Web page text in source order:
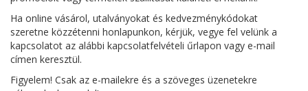
Ha online vásárol, utalványokat és kedvezménykódokat
szeretne közzétenni honlapunkon, kérjük, vegye fel velünk a
kapcsolatot az alábbi kapcsolatfelvételi űrlapon vagy e-mail
címen keresztül.
Figyelem! Csak az e-mailekre és a szöveges üzenetekre